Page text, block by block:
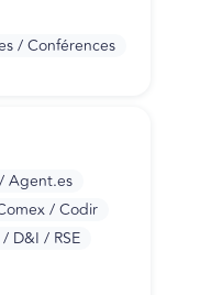
/ Conférences
Agent.es
/ Codir
D&I / RSE